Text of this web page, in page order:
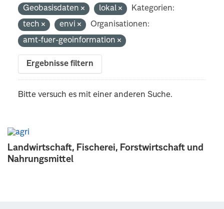
Landwirtschaft, Fischerei, Forstwirtschaft und
Nahrungsmittel
Geobasisdaten
lokal
Kategorien:
tech
envi
Organisationen:
amt-fuer-geoinformation
Ergebnisse filtern
Bitte versuch es mit einer anderen Suche.